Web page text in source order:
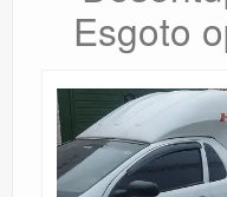
Esgoto